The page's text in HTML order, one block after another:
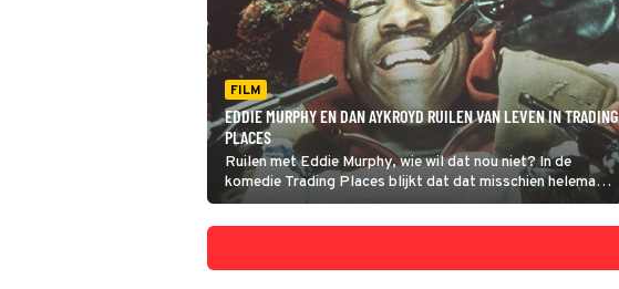
FILM
EDDIE MURPHY EN DAN AYKROYD RUILEN VAN LEVEN IN TRADING
PLACES
Ruilen met Eddie Murphy, wie wil dat nou niet? In de
komedie Trading Places blijkt dat dat misschien helemaal
niet zo'n goed idee is.